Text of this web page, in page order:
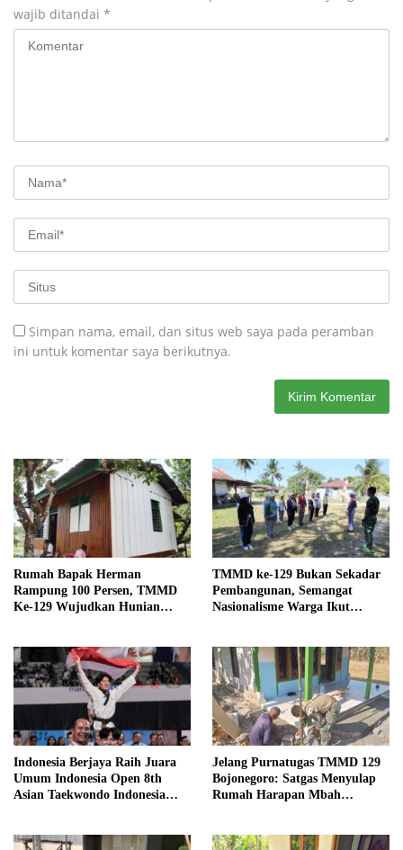
wajib ditandai *
Simpan nama, email, dan situs web saya pada peramban
ini untuk komentar saya berikutnya.
Rumah Bapak Herman
Rampung 100 Persen, TMMD
Ke-129 Wujudkan Hunian
TMMD ke-129 Bukan Sekadar
Pembangunan, Semangat
Nasionalisme Warga Ikut
Indonesia Berjaya Raih Juara
Umum Indonesia Open 8th
Asian Taekwondo Indonesia
Jelang Purnatugas TMMD 129
Bojonegoro: Satgas Menyulap
Rumah Harapan Mbah